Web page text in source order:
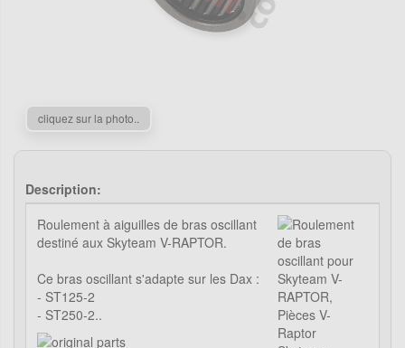
cliquez sur la photo..
Description:
Roulement à aiguilles de bras oscillant
destiné aux Skyteam V-RAPTOR.
Ce bras oscillant s'adapte sur les Dax :
- ST125-2
- ST250-2..